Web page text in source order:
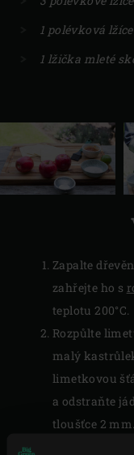
1 polévková
1 lžička mleté
Zapalte
zahřejte ho s
teplotu 200°C.
Rozpůlte
malý
limetkovou
a odstraňte
tloušťce 2
ve směsi